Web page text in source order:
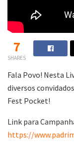
7
SHARES
Fala Povo! Nesta
diversos
Fest Pocket!
Link para
https://